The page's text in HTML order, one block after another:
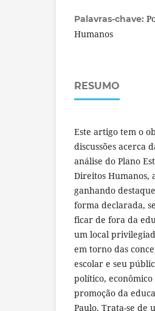
Palavras-chave:
Humanos
RESUMO
Este artigo tem o
discussões acerca
análise do Plano
Direitos Humanos,
ganhando
forma declarada,
ficar de fora da
um local
em torno das
escolar e seu
político,
promoção da
Paulo. Trata-se de